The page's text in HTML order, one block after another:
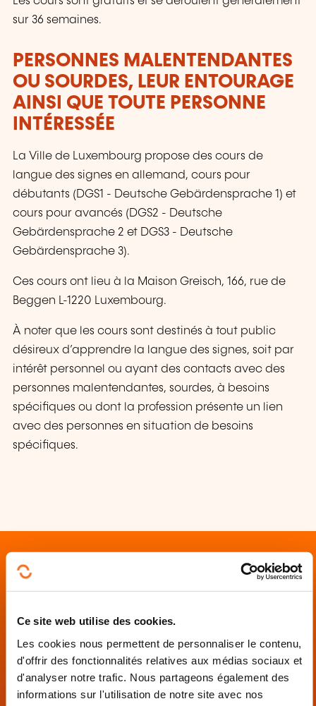
Ce site web utilise des cookies.
Les cookies nous permettent de personnaliser le contenu,
d'offrir des fonctionnalités relatives aux médias sociaux et
d'analyser notre trafic. Nous partageons également des
informations sur l'utilisation de notre site avec nos
sur 36 semaines.
PERSONNES MALENTENDANTES
OU SOURDES, LEUR ENTOURAGE
AINSI QUE TOUTE PERSONNE
INTÉRESSÉE
La Ville de Luxembourg propose des cours de
langue des signes en allemand, cours pour
débutants (DGS1 - Deutsche Gebärdensprache 1) et
cours pour avancés (DGS2 - Deutsche
Gebärdensprache 2 et DGS3 - Deutsche
Gebärdensprache 3).
Ces cours ont lieu à la Maison Greisch, 166, rue de
Beggen L-1220 Luxembourg.
À noter que les cours sont destinés à tout public
désireux d’apprendre la langue des signes, soit par
intérêt personnel ou ayant des contacts avec des
personnes malentendantes, sourdes, à besoins
spécifiques ou dont la profession présente un lien
avec des personnes en situation de besoins
spécifiques.
Contact
CDV - Centre pour le développement des
compétences relatives à la vue